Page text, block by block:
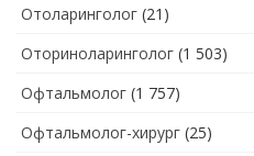
Отоларинголог (21)
Оториноларинголог (1 503)
Офтальмолог (1 757)
Офтальмолог-хирург (25)